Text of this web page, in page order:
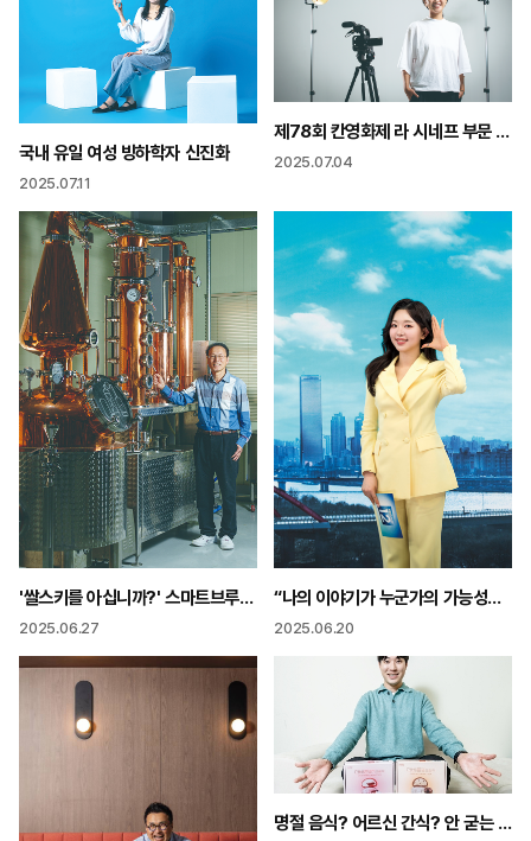
국내 유일 여성 빙하학자 신진화
2025.07.11
제78회 칸영화제 라 시네프 부문 1등 ‘첫여름’ 허가영 감독
2025.07.04
'쌀스키를 아십니까?' 스마트브루어리 오세용 대표
2025.06.27
“나의 이야기가 누군가의 가능성이 될 수 있길”
2025.06.20
명절 음식? 어르신 간식? 안 굳는 ‘K-떡’으로 외국인 입맛까지 잡았다